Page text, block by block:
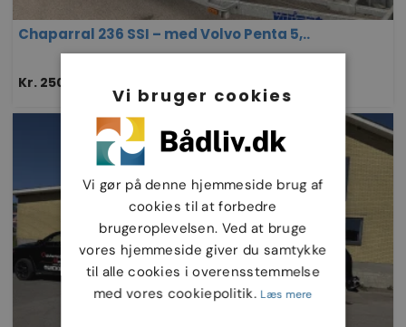
Chaparral 236 SSI – med Volvo Penta 5,..
Kr. 250.000
Vi bruger cookies
Vi gør på denne hjemmeside brug af
cookies til at forbedre
brugeroplevelsen. Ved at bruge
vores hjemmeside giver du samtykke
til alle cookies i overensstemmelse
med vores cookiepolitik. Læs mere